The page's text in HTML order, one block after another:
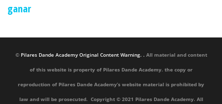
ganar
© Pilares Dande Academy Original Content Warning. . All material and content
of this website is property of Pilares Dande Academy. the copy or
reproduction of Pilares Dande Academy’s website material is prohibited by
law and will be prosecuted. Copyright © 2021 Pilares Dande Academy. All